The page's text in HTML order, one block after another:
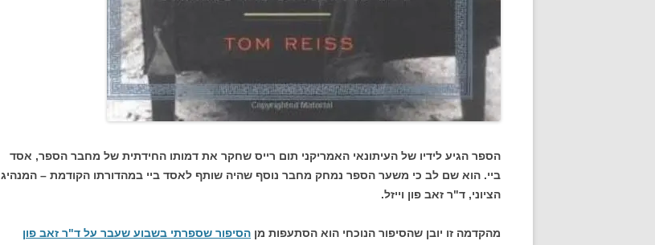
הספר הגיע לידיו של העיתונאי האמריקני תום רייס שחקר את דמותו החידתית של מחבר הספר, אסד
ביי. הוא שם לב כי משער הספר נמחק מחבר נוסף שהיה שותף לאסד ביי במהדורתו הקודמת – המנהיג
הציוני, ד"ר זאב פון וייזל.
מהקדמה זו יובן שהסיפור הנוכחי הוא הסתעפות מן הסיפור שספרתי בשבוע שעבר על ד"ר זאב פון